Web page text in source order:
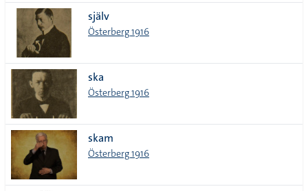
själv
Österberg 1916
ska
Österberg 1916
skam
Österberg 1916